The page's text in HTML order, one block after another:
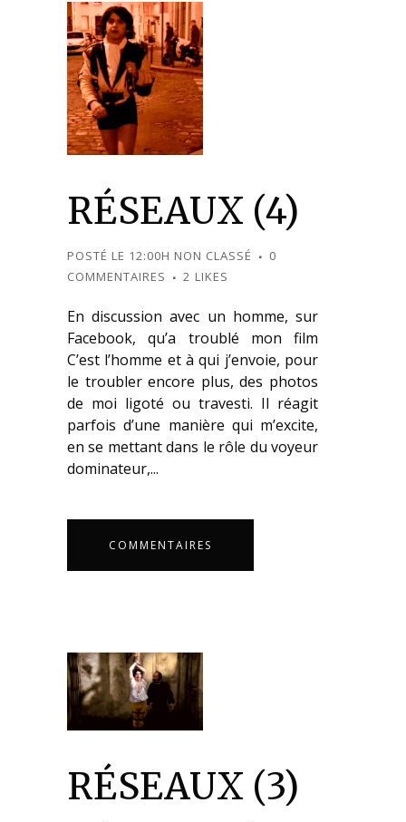
RÉSEAUX (4)
POSTÉ LE 12:00H NON CLASSÉ
0
COMMENTAIRES
2 LIKES
En discussion avec un homme, sur
Facebook, qu’a troublé mon film
C’est l’homme et à qui j’envoie, pour
le troubler encore plus, des photos
de moi ligoté ou travesti. Il réagit
parfois d’une manière qui m’excite,
en se mettant dans le rôle du voyeur
dominateur,...
COMMENTAIRES
RÉSEAUX (3)